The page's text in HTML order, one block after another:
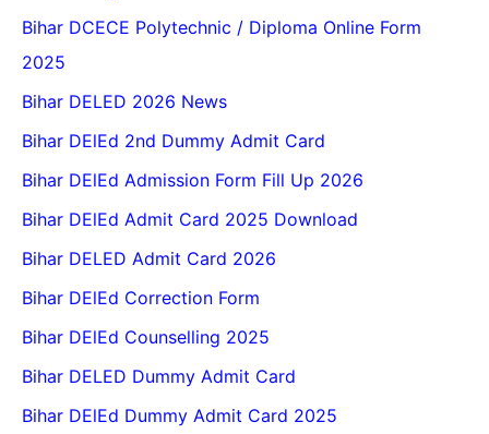
Bihar DCECE Polytechnic / Diploma Online Form
2025
Bihar DELED 2026 News
Bihar DElEd 2nd Dummy Admit Card
Bihar DElEd Admission Form Fill Up 2026
Bihar DElEd Admit Card 2025 Download
Bihar DELED Admit Card 2026
Bihar DElEd Correction Form
Bihar DElEd Counselling 2025
Bihar DELED Dummy Admit Card
Bihar DElEd Dummy Admit Card 2025